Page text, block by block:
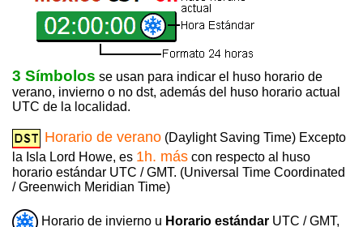
3 Símbolos se usan para indicar el huso horario de
verano, invierno o no dst, además del huso horario actual
UTC de la localidad.
Horario de verano (Daylight Saving Time) Excepto
la Isla Lord Howe, es 1h. más con respecto al huso
horario estándar UTC / GMT. (Universal Time Coordinated
/ Greenwich Meridian Time)
Horario de invierno u Horario estándar UTC / GMT,